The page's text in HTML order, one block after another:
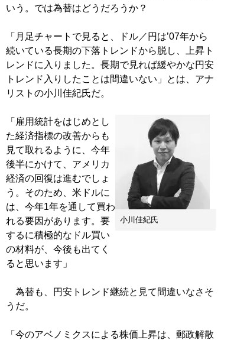
いう。では為替はどうだろうか？
「月足チャートで見ると、ドル／円は’07年から
続いている長期の下落トレンドから脱し、上昇ト
レンドに入りました。長期で見れば緩やかな円安
トレンド入りしたことは間違いない」とは、アナ
リストの小川佳紀氏だ。
小川佳紀氏
「雇用統計をはじめとし
た経済指標の改善からも
見て取れるように、今年
後半にかけて、アメリカ
経済の回復は進むでしょ
う。そのため、米ドルに
は、今年1年を通して買わ
れる要因があります。要
するに積極的なドル買い
の材料が、今後も出てく
ると思います」
為替も、円安トレンド継続と見て間違いなさそ
うだ。
「今のアベノミクスによる株価上昇は、郵政解散